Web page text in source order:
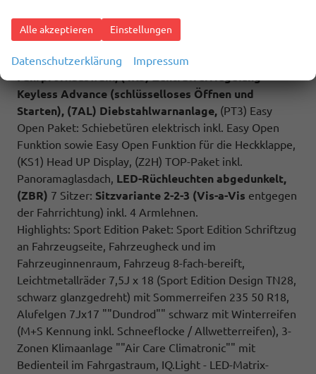
(9IJ) Mobiltelefonschnittstelle Comfort mit
induktiver Ladefunktion,(ZEB) Heckklappe elektrisch
öffnend und schließend, (6I6) Travelassistent,
Keyless Advance (schlüsselloses Öffnen und
Starten), (7AL) Diebstahlwarnanlage, (PT3) Easy
Open Paket: Schiebetüren elektrisch inkl. Easy Open
Funktion sowie Easy Open Funktion für die Heckklappe,
(KS1) Head UP Display, (Z2H) TOP-Paket inkl.
Panoramaglasdach, LED-Rüchleuchten abgedunkelt,
(ZBR) 7 Sitzer: Sitzvariante 2-2-3 (Vis-a-Vis entgegen
der Fahrrichtung) inkl. 4 Armlehnen.
Highlights: Sport Edition Paket: Sport Edition Schriftzug
an Fahrzeugseite, Fahrzeugheck und im
Fahrzeuginnenraum, Fahrzeug 8-fach-bereift,
Leichtmetallräder 7,5J x 18 (Sport Edition Design TN28,
schwarz glanzgedreht) mit Sommerreifen 235 50 R18,
Alufelgen 7Jx17 ""Dundrod"" schwarz mit Winterreifen
(M+S Kennung inkl. Schneeflocke / Allwetterreifen), 3-
Zonen Klimaanlage ""Air Care Climatronic"" mit
Bedienteil im Fahrgastraum, IQ.Light - LED-Matrix-
Alle akzeptieren Einstellungen
Datenschutzerklärung Impressum